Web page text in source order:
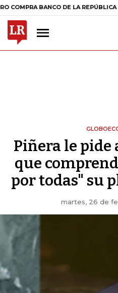
BANCO DE LA REPÚBLICA $
Piñera le pide
que
por todas" su
martes, 26 de